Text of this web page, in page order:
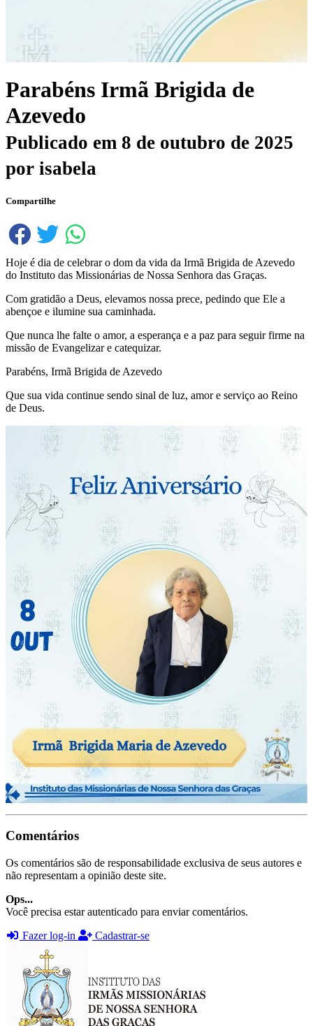
Parabéns Irmã Brigida de
Azevedo
Publicado em 8 de outubro de 2025
por isabela
Compartilhe
Hoje é dia de celebrar o dom da vida da Irmã Brigida de Azevedo
do Instituto das Missionárias de Nossa Senhora das Graças.
Com gratidão a Deus, elevamos nossa prece, pedindo que Ele a
abençoe e ilumine sua caminhada.
Que nunca lhe falte o amor, a esperança e a paz para seguir firme na
missão de Evangelizar e catequizar.
Parabéns, Irmã Brigida de Azevedo
Que sua vida continue sendo sinal de luz, amor e serviço ao Reino
de Deus.
Comentários
Os comentários são de responsabilidade exclusiva de seus autores e
não representam a opinião deste site.
Ops...
Você precisa estar autenticado para enviar comentários.
Fazer log-in
Cadastrar-se